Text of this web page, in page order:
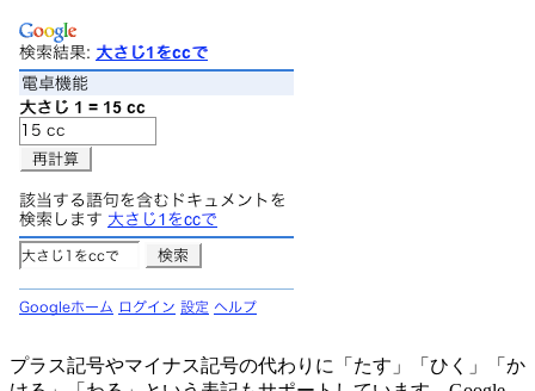
プラス記号やマイナス記号の代わりに「たす」「ひく」「か